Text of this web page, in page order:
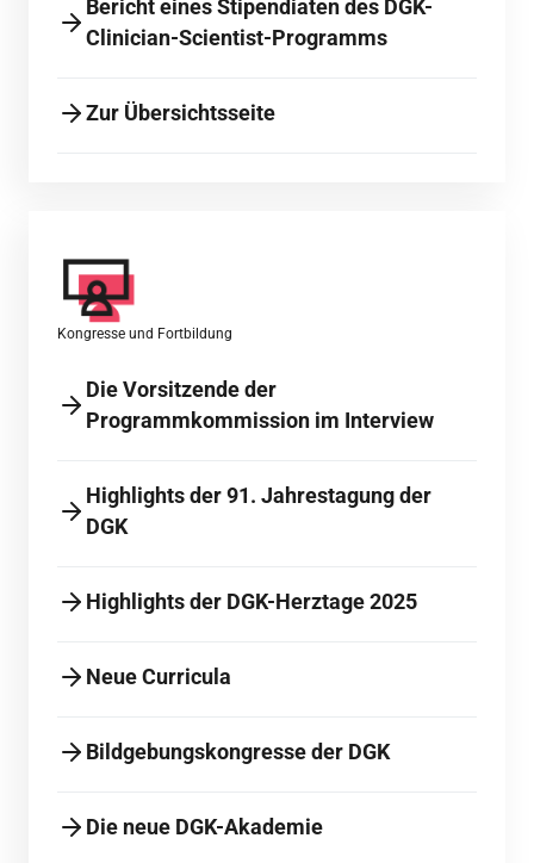
Bericht eines Stipendiaten des DGK-
Clinician-Scientist-Programms
Zur Übersichtsseite
Kongresse und Fortbildung
Die Vorsitzende der
Programmkommission im Interview
Highlights der 91. Jahrestagung der
DGK
Highlights der DGK-Herztage 2025
Neue Curricula
Bildgebungskongresse der DGK
Die neue DGK-Akademie